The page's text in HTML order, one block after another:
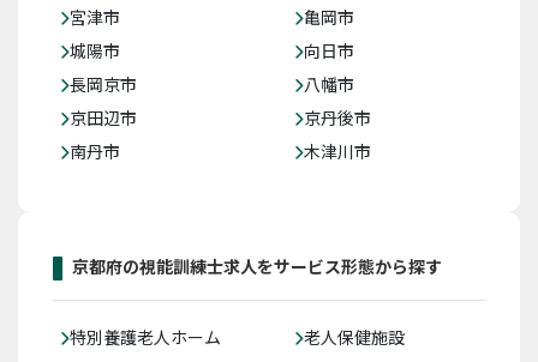
宮津市
亀岡市
城陽市
向日市
長岡京市
八幡市
京田辺市
京丹後市
南丹市
木津川市
京都府の視能訓練士求人をサービス形態から探す
特別養護老人ホーム
老人保健施設